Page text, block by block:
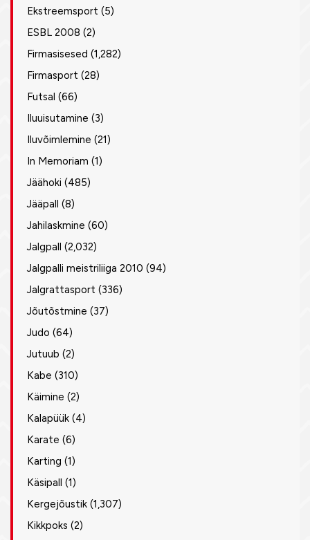
Ekstreemsport (5)
ESBL 2008 (2)
Firmasisesed (1,282)
Firmasport (28)
Futsal (66)
Iluuisutamine (3)
Iluvõimlemine (21)
In Memoriam (1)
Jäähoki (485)
Jääpall (8)
Jahilaskmine (60)
Jalgpall (2,032)
Jalgpalli meistriliiga 2010 (94)
Jalgrattasport (336)
Jõutõstmine (37)
Judo (64)
Jutuub (2)
Kabe (310)
Käimine (2)
Kalapüük (4)
Karate (6)
Karting (1)
Käsipall (1)
Kergejõustik (1,307)
Kikkpoks (2)